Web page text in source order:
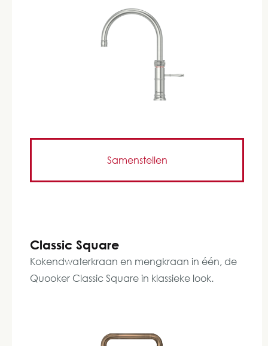
Samenstellen
Classic Square
Kokendwaterkraan en mengkraan in één, de
Quooker Classic Square in klassieke look.